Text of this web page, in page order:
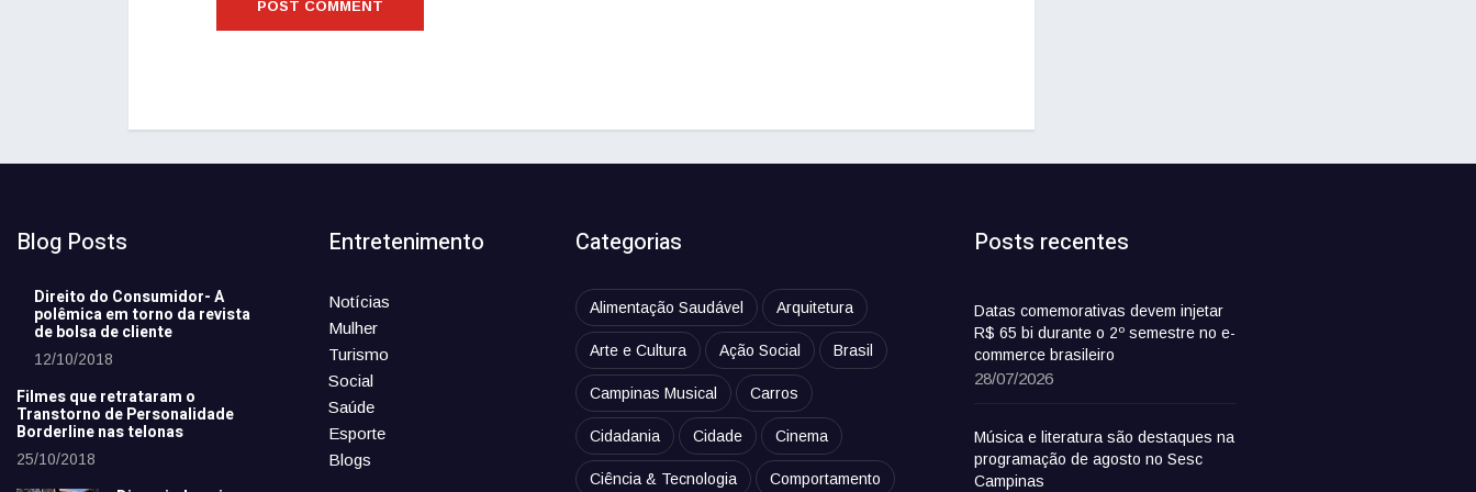
Blog Posts
Direito do Consumidor- A
polêmica em torno da revista
de bolsa de cliente
12/10/2018
Filmes que retrataram o
Transtorno de Personalidade
Borderline nas telonas
25/10/2018
Entretenimento
Notícias
Mulher
Turismo
Social
Saúde
Esporte
Blogs
Categorias
Alimentação Saudável Arquitetura
Arte e Cultura Ação Social Brasil
Campinas Musical Carros
Cidadania Cidade Cinema
Ciência & Tecnologia Comportamento
Posts recentes
Datas comemorativas devem injetar
R$ 65 bi durante o 2º semestre no e-
commerce brasileiro
28/07/2026
Música e literatura são destaques na
programação de agosto no Sesc
Campinas